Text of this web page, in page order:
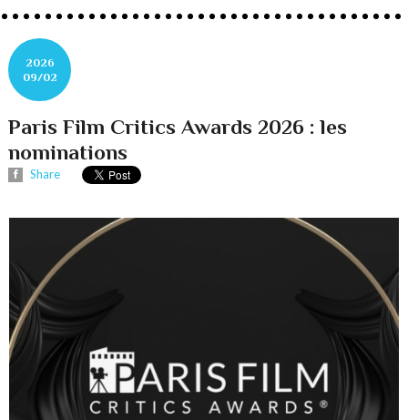
2026
09/02
Paris Film Critics Awards 2026 : les
nominations
Share